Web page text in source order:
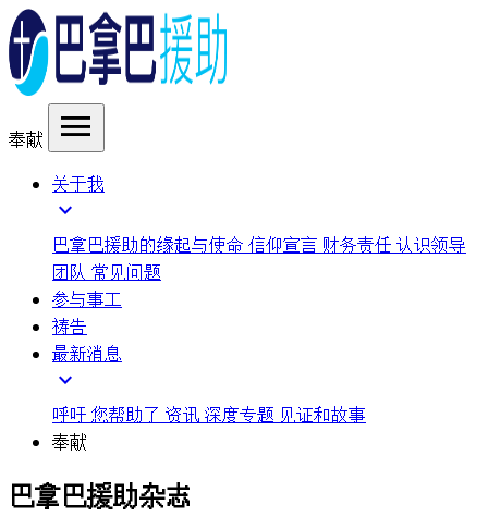
奉献 menu
关于我
expand_more
巴拿巴援助的缘起与使命 信仰宣言 财务责任 认识领导
团队 常见问题
参与事工
祷告
最新消息
expand_more
呼吁 您帮助了 资讯 深度专题 见证和故事
奉献
巴拿巴援助杂志